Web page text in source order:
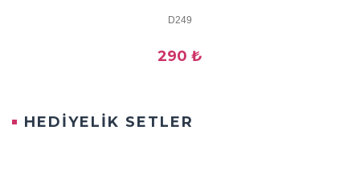
D249
290 ₺
HEDİYELİK SETLER